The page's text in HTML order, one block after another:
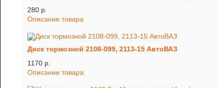
280 p.
Описание товара
Диск тормозной 2108-099, 2113-15 АвтоВАЗ
1170 p.
Описание товара